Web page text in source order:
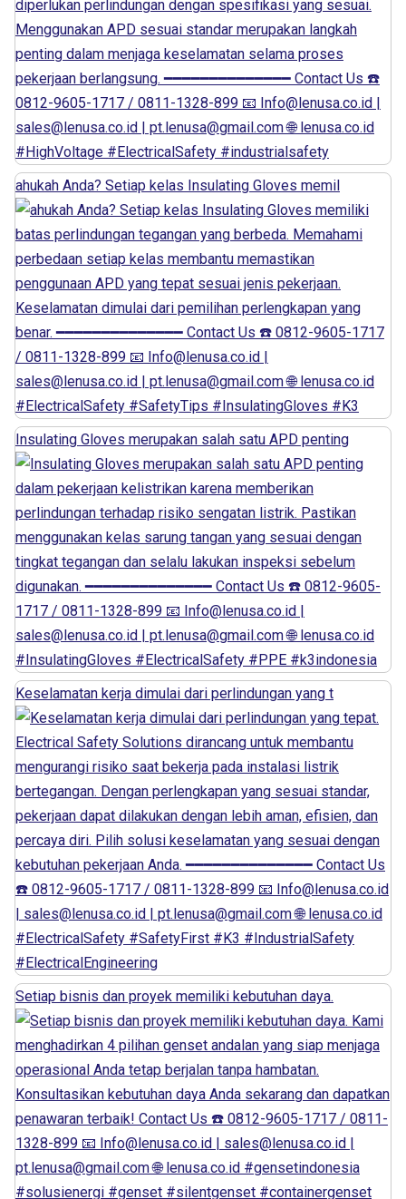
ahukah Anda? Setiap kelas Insulating Gloves memil
Insulating Gloves merupakan salah satu APD penting
Keselamatan kerja dimulai dari perlindungan yang t
Setiap bisnis dan proyek memiliki kebutuhan daya.